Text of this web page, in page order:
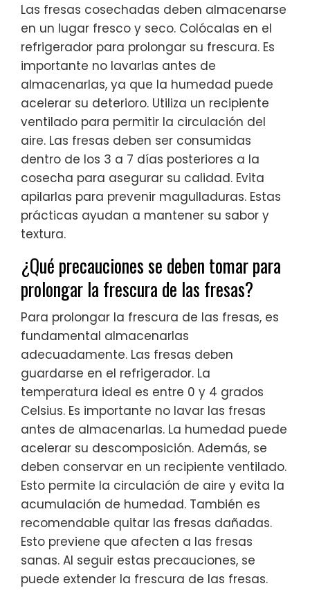
Las fresas cosechadas deben almacenarse
en un lugar fresco y seco. Colócalas en el
refrigerador para prolongar su frescura. Es
importante no lavarlas antes de
almacenarlas, ya que la humedad puede
acelerar su deterioro. Utiliza un recipiente
ventilado para permitir la circulación del
aire. Las fresas deben ser consumidas
dentro de los 3 a 7 días posteriores a la
cosecha para asegurar su calidad. Evita
apilarlas para prevenir magulladuras. Estas
prácticas ayudan a mantener su sabor y
textura.
¿Qué precauciones se deben tomar para
prolongar la frescura de las fresas?
Para prolongar la frescura de las fresas, es
fundamental almacenarlas
adecuadamente. Las fresas deben
guardarse en el refrigerador. La
temperatura ideal es entre 0 y 4 grados
Celsius. Es importante no lavar las fresas
antes de almacenarlas. La humedad puede
acelerar su descomposición. Además, se
deben conservar en un recipiente ventilado.
Esto permite la circulación de aire y evita la
acumulación de humedad. También es
recomendable quitar las fresas dañadas.
Esto previene que afecten a las fresas
sanas. Al seguir estas precauciones, se
puede extender la frescura de las fresas.